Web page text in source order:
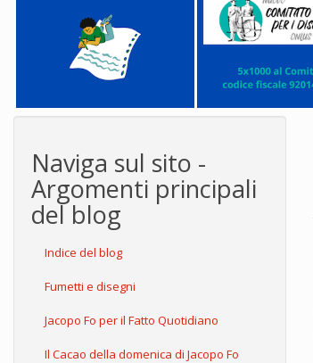
Naviga sul sito -
Argomenti principali
del blog
Indice del blog
Fumetti e disegni
Jacopo Fo per il Fatto Quotidiano
Il Cacao della domenica di Jacopo Fo